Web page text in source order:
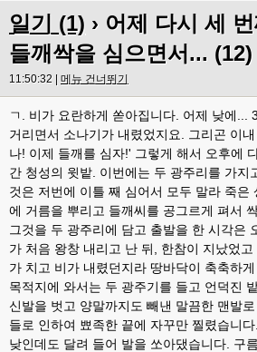
일기 (1) › 어제 다시 세
들깨싹을 심으면서... (12)
11:50:32 | 메뉴 건너뛰기
ㄱ. 비가 요란하게 쏟아집니다. 어제 낮에...
거리면서 소나기가 내렸었지요. 그리곤 이
나! 이제 들깨를 심자!' 그렇게 해서 오후에
간 청성의 윗밭. 이번에는 두 광주리를 가지
것은 저번에 이틀 째 심어서 모두 말라 죽은
에 거름을 뿌리고 들깨씨를 공그르게 펴서
그것을 두 광주리에 담고 출발을 한 시각은
가 처음 왕창 내리고 난 뒤, 한참이 지났었
가 치고 비가 내렸던지라 땅바닥이 축축하
목적지에 와서는 두 광주기를 들고 언덕진
신발을 벗고 양말까지도 빼낸 말끔한 맨발
들로 인하여 뾰족한 끝에 자꾸만 찔렸습니
낮인데도 달려 들어 발을 쏘아댔습니다. 구